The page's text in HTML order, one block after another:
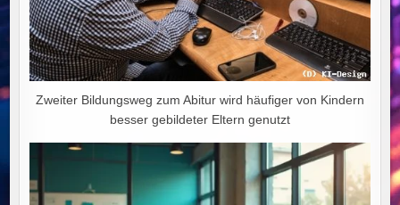
Zweiter Bildungsweg zum Abitur wird häufiger von Kindern
besser gebildeter Eltern genutzt